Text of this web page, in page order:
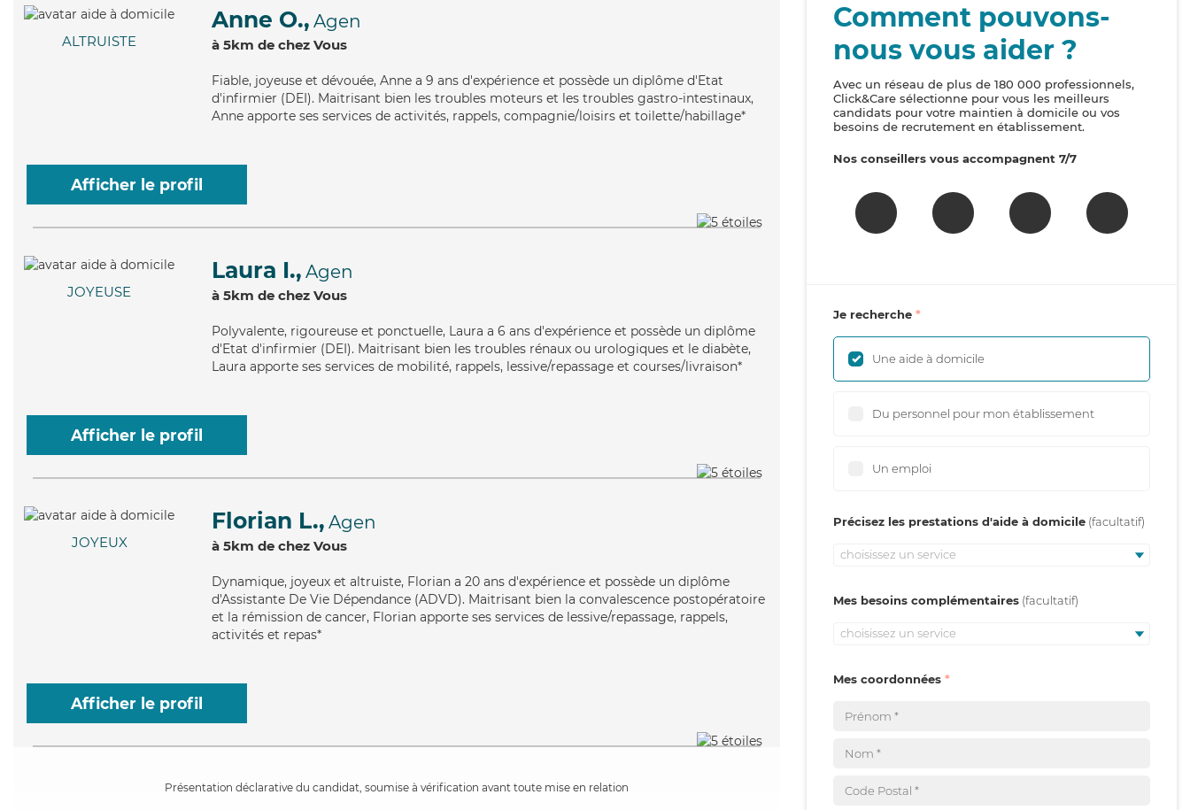
ALTRUISTE
Anne O., Agen
à 5km de chez Vous
Fiable, joyeuse et dévouée, Anne a 9 ans d'expérience et possède un diplôme d'Etat
d'infirmier (DEI). Maitrisant bien les troubles moteurs et les troubles gastro-intestinaux,
Anne apporte ses services de activités, rappels, compagnie/loisirs et toilette/habillage*
Afficher le profil
JOYEUSE
Laura I., Agen
à 5km de chez Vous
Polyvalente, rigoureuse et ponctuelle, Laura a 6 ans d'expérience et possède un diplôme
d'Etat d'infirmier (DEI). Maitrisant bien les troubles rénaux ou urologiques et le diabète,
Laura apporte ses services de mobilité, rappels, lessive/repassage et courses/livraison*
Afficher le profil
JOYEUX
Florian L., Agen
à 5km de chez Vous
Dynamique, joyeux et altruiste, Florian a 20 ans d'expérience et possède un diplôme
d'Assistante De Vie Dépendance (ADVD). Maitrisant bien la convalescence postopératoire
et la rémission de cancer, Florian apporte ses services de lessive/repassage, rappels,
activités et repas*
Afficher le profil
Présentation déclarative du candidat, soumise à vérification avant toute mise en relation
Comment pouvons-
nous vous aider ?
Avec un réseau de plus de 180 000 professionnels,
Click&Care sélectionne pour vous les meilleurs
candidats pour votre maintien à domicile ou vos
besoins de recrutement en établissement.
Nos conseillers vous accompagnent 7/7
Je recherche
Une aide à domicile
Du personnel pour mon établissement
Un emploi
Précisez les prestations d'aide à domicile
choisissez un service
Mes besoins complémentaires
choisissez un service
Mes coordonnées